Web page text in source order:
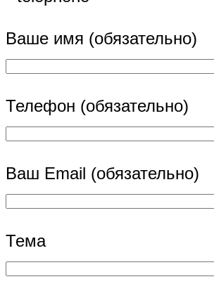
Ваше имя (обязательно)
Телефон (обязательно)
Ваш Email (обязательно)
Тема